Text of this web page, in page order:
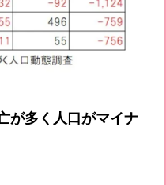
が多く人口がマイナ